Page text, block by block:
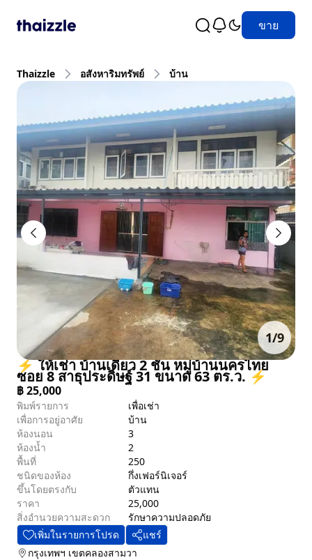
ขาย
Thaizzle อสังหาริมทรัพย์ บ้าน
1/9
⚡ ให้เช่า บ้านเดี่ยว 2 ชั้น หมู่บ้านนครไทย
ซอย 8 สาธุประดิษฐ์ 31 ขนาด 63 ตร.ว. ⚡
฿25,000
พิมพ์รายการ
เพื่อเช่า
เพื่อการอยู่อาศัย
บ้าน
ห้องนอน
3
ห้องน้ำ
2
พื้นที่
250
ชนิดของห้อง
กึ่งเฟอร์นิเจอร์
ขึ้นโดยตรงกับ
ตัวแทน
ราคา
25,000
สิ่งอำนวยความสะดวก
รักษาความปลอดภัย
เพิ่มในรายการโปรด
แชร์
กรุงเทพฯ เขตคลองสามวา